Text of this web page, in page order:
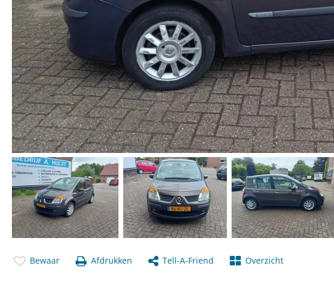
Bewaar Afdrukken Tell-A-Friend Overzicht